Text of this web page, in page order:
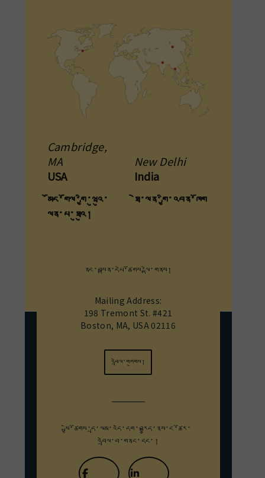
Cambridge,
MA
USA
མོང་གོལ་གྱི་ཝུའུ་
ལན་པ་ཐུའུ།
New Delhi
India
ཐེ་ལན་གྱི་འབན་ཁོག
ནང་བསྟན་དཔེ་ཚོགས་ལྟེ་གནས།
Mailing Address:
198 Tremont St. #421
Boston, MA, USA 02116
འབྲེལ་གཏུགས།
སྤྱི་ཚོགས་དྲ་ལམ་འདི་དག་བརྒྱུད་ ནས་ང་ཚོར་
འབྲེལ་བ་གནང་དང་།